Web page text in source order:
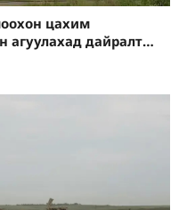
цахим
дайралт